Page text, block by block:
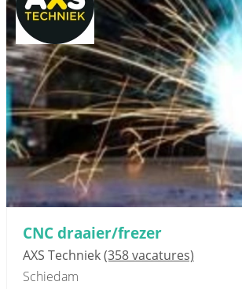
CNC draaier/frezer
AXS Techniek(358 vacatures)
Schiedam